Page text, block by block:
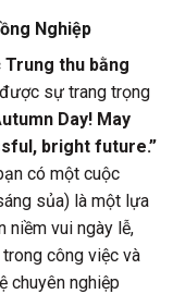
Nghiệp
Trung thu bằng
sự trang trọng
Day! May
bright future.”
có một cuộc
sủa) là một lựa
niềm vui ngày lễ,
công việc và
chuyên nghiệp